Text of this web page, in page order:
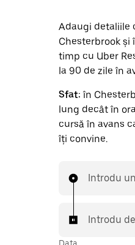
Adaugi detaliile
Chesterbrook
timp cu Uber
la 90 de zile în
Sfat: în
lung decât în
cursă în avans
îți convine.
Introdu
Introdu